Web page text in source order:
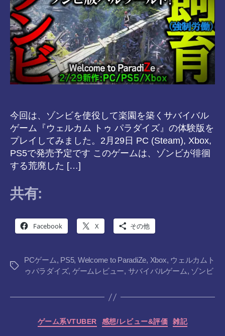
今回は、ゾンビを使役して楽園を築くサバイバル
ゲーム『ウェルカム トゥ パラダイズ』の体験版を
プレイしてみました。2月29日 PC (Steam), Xbox,
PS5で発売予定です このゲームは、ゾンビが徘徊
する荒廃した […]
共有:
Facebook X その他
タ
PCゲーム, PS5, Welcome to ParadiZe, Xbox, ウェルカムト
ゥパラダイズ, ゲームレビュー, サバイバルゲーム, ゾンビ
カ
ゲーム系VTUBER 感想/レビュー&評価 雑記